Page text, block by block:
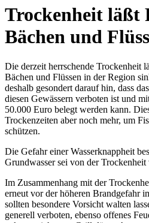
Trockenheit läßt
Bächen und
Die derzeit herrschende Trockenheit
Bächen und Flüssen in der Region
deshalb gesondert darauf hin, dass
diesen Gewässern verboten ist und
50.000 Euro belegt werden kann.
Trockenzeiten aber noch mehr, um
schützen.
Die Gefahr einer Wasserknappheit
Grundwasser sei von der
Im Zusammenhang mit der
erneut vor der höheren Brandgefahr
sollten besondere Vorsicht walten
generell verboten, ebenso offenes